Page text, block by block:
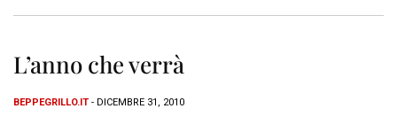
L’anno che verrà
BEPPEGRILLO.IT - DICEMBRE 31, 2010